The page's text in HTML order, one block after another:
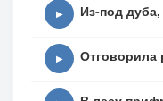
В этот час ты
▶ Из-под
▶ Отговорила